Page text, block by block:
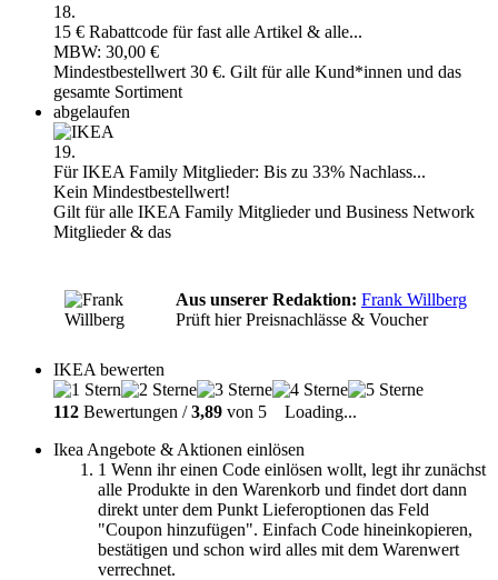
18.
15 € Rabattcode für fast alle Artikel & alle...
MBW: 30,00 €
Mindestbestellwert 30 €. Gilt für alle Kund*innen und das
gesamte Sortiment
abgelaufen
19.
Für IKEA Family Mitglieder: Bis zu 33% Nachlass...
Kein Mindestbestellwert!
Gilt für alle IKEA Family Mitglieder und Business Network
Mitglieder & das
Aus unserer Redaktion: Frank Willberg
Prüft hier Preisnachlässe & Voucher
IKEA bewerten
112 Bewertungen /3,89 von 5
Loading...
Ikea Angebote & Aktionen einlösen
1 Wenn ihr einen Code einlösen wollt, legt ihr zunächst
alle Produkte in den Warenkorb und findet dort dann
direkt unter dem Punkt Lieferoptionen das Feld
"Coupon hinzufügen". Einfach Code hineinkopieren,
bestätigen und schon wird alles mit dem Warenwert
verrechnet.